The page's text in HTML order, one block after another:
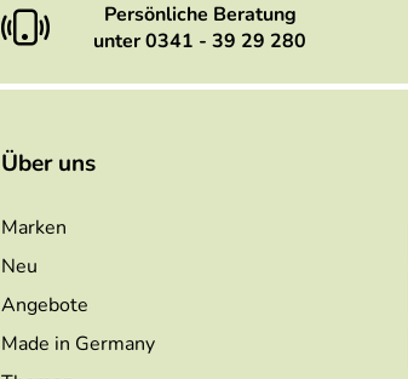
Persönliche Beratung
unter 0341 - 39 29 280
Über uns
Marken
Neu
Angebote
Made in Germany